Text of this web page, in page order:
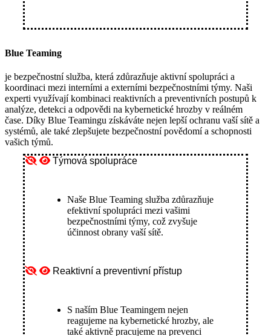
Blue Teaming
je bezpečnostní služba, která zdůrazňuje aktivní spolupráci a
koordinaci mezi interními a externími bezpečnostními týmy. Naši
experti využívají kombinaci reaktivních a preventivních postupů k
analýze, detekci a odpovědi na kybernetické hrozby v reálném
čase. Díky Blue Teamingu získáváte nejen lepší ochranu vaší sítě a
systémů, ale také zlepšujete bezpečnostní povědomí a schopnosti
vašich týmů.
Týmová spolupráce
Naše Blue Teaming služba zdůrazňuje
efektivní spolupráci mezi vašimi
bezpečnostními týmy, což zvyšuje
účinnost obrany vaší sítě.
Reaktivní a preventivní přístup
S naším Blue Teamingem nejen
reagujeme na kybernetické hrozby, ale
také aktivně pracujeme na prevenci